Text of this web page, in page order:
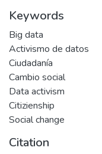
Keywords
Big data
Activismo de datos
Ciudadanía
Cambio social
Data activism
Citizienship
Social change
Citation